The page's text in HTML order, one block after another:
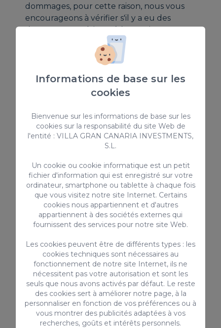
dommages, pour cette raison, nous vous
encourageons à vérifier s'il y a eu des
à nous en informer pour éviter les
Un chien est autorisé avec un supplément
(S'il vous plaît, demandez)
Le non-respect de l'une de ces règles
déposée.
Code régional de licence touristique pour les
locations de vacances : VV-35-1-0013948
locations de courte durée :
ESFCTU00003501200047354400000000000
000 VV-35-100139486
Machine Nespresso / Cafetière à Capsules
Ustensiles de cuisine fournis
Réfrigérateur
Fer / Planche à repasser
Enfants autorisés
Chaise haute
Four
Informations de base sur les
cookies
Bienvenue sur les informations de base sur les
cookies sur la responsabilité du site Web de
l'entité : VILLA GRAN CANARIA INVESTMENTS,
S.L.
Un cookie ou cookie informatique est un petit
fichier d'information qui est enregistré sur votre
ordinateur, smartphone ou tablette à chaque fois
que vous visitez notre site Internet. Certains
cookies nous appartiennent et d'autres
appartiennent à des sociétés externes qui
fournissent des services pour notre site Web.
Les cookies peuvent être de différents types : les
cookies techniques sont nécessaires au
fonctionnement de notre site Internet, ils ne
nécessitent pas votre autorisation et sont les
seuls que nous avons activés par défaut. Le reste
des cookies sert à améliorer notre page, à la
personnaliser en fonction de vos préférences ou à
vous montrer des publicités adaptées à vos
recherches, goûts et intérêts personnels.